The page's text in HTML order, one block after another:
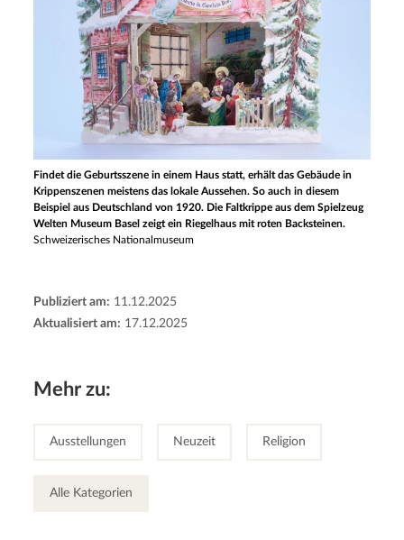
Findet die Geburtsszene in einem Haus statt, erhält das Gebäude in
Krippenszenen meistens das lokale Aussehen. So auch in diesem
Beispiel aus Deutschland von 1920. Die Faltkrippe aus dem Spielzeug
Welten Museum Basel zeigt ein Riegelhaus mit roten Backsteinen.
Schweizerisches Nationalmuseum
Publiziert am: 11.12.2025
Aktualisiert am: 17.12.2025
Mehr zu:
Ausstellungen Neuzeit Religion
Alle Kategorien